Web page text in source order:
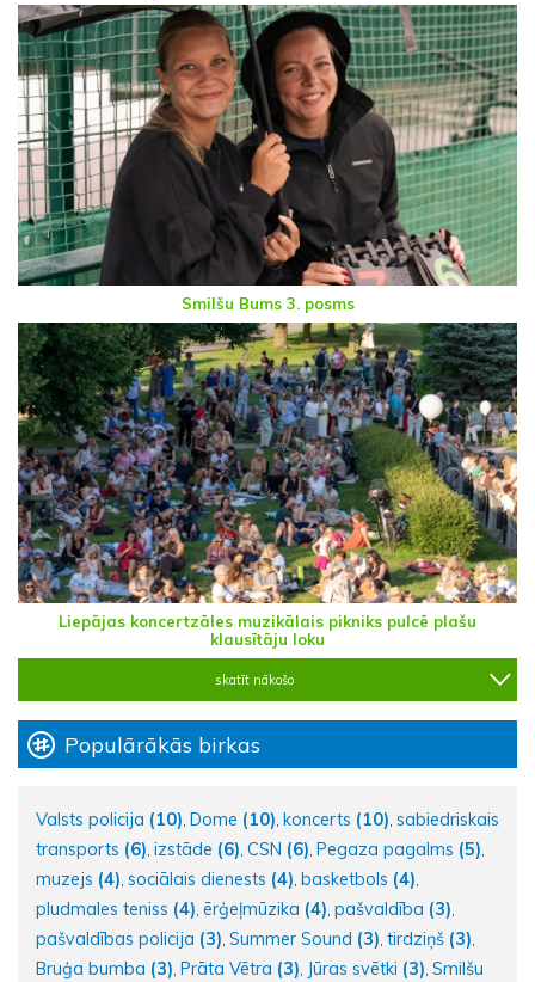
Smilšu Bums 3. posms
Liepājas koncertzāles muzikālais pikniks pulcē plašu
klausītāju loku
skatīt nākošo
Populārākās birkas
Valsts policija (10), Dome (10), koncerts (10), sabiedriskais
transports (6), izstāde (6), CSN (6), Pegaza pagalms (5),
muzejs (4), sociālais dienests (4), basketbols (4),
pludmales teniss (4), ērģeļmūzika (4), pašvaldība (3),
pašvaldības policija (3), Summer Sound (3), tirdziņš (3),
Bruģa bumba (3), Prāta Vētra (3), Jūras svētki (3), Smilšu